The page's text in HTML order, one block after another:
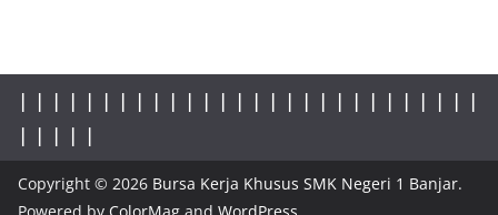
| | | | | | | | | | | | | | | | | | | | | | | | | | | |
| | | | |
Copyright © 2026 Bursa Kerja Khusus SMK Negeri 1 Banjar.